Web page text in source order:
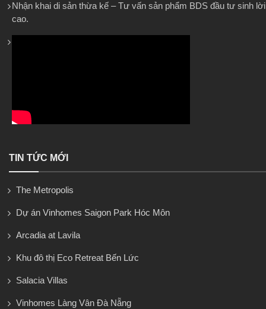
Nhận khai di sản thừa kế – Tư vấn sản phẩm BDS đầu tư sinh lời
cao.
TIN TỨC MỚI
The Metropolis
Dự án Vinhomes Saigon Park Hóc Môn
Arcadia at Lavila
Khu đô thị Eco Retreat Bến Lức
Salacia Villas
Vinhomes Làng Vân Đà Nẵng